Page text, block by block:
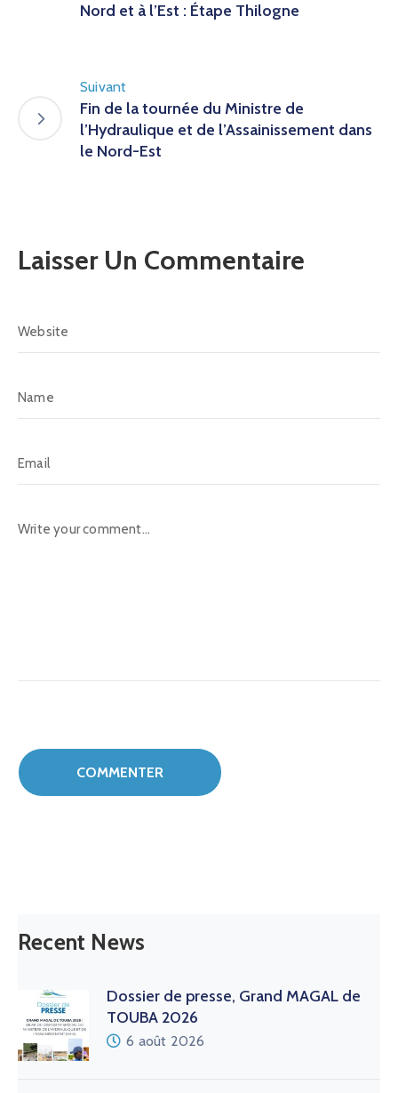
Nord et à l’Est : Étape Thilogne
Suivant
Fin de la tournée du Ministre de
l’Hydraulique et de l’Assainissement dans
le Nord-Est
Laisser Un Commentaire
Recent News
Dossier de presse, Grand MAGAL de
TOUBA 2026
6 août 2026